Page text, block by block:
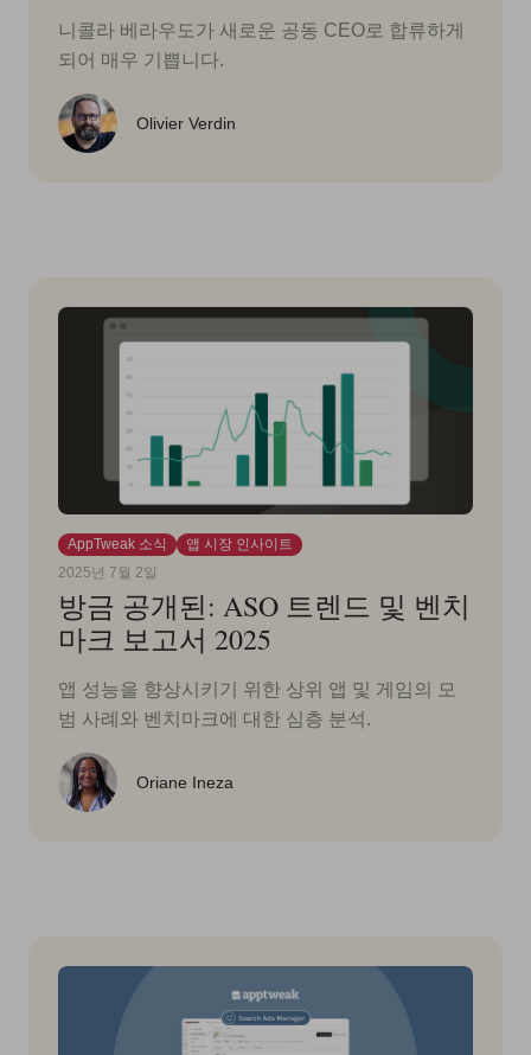
니콜라 베라우도가 새로운 공동 CEO로 합류하게
되어 매우 기쁩니다.
Olivier Verdin
AppTweak 소식
앱 시장 인사이트
2025년 7월 2일
방금 공개된: ASO 트렌드 및 벤치
마크 보고서 2025
앱 성능을 향상시키기 위한 상위 앱 및 게임의 모
범 사례와 벤치마크에 대한 심층 분석.
Oriane Ineza